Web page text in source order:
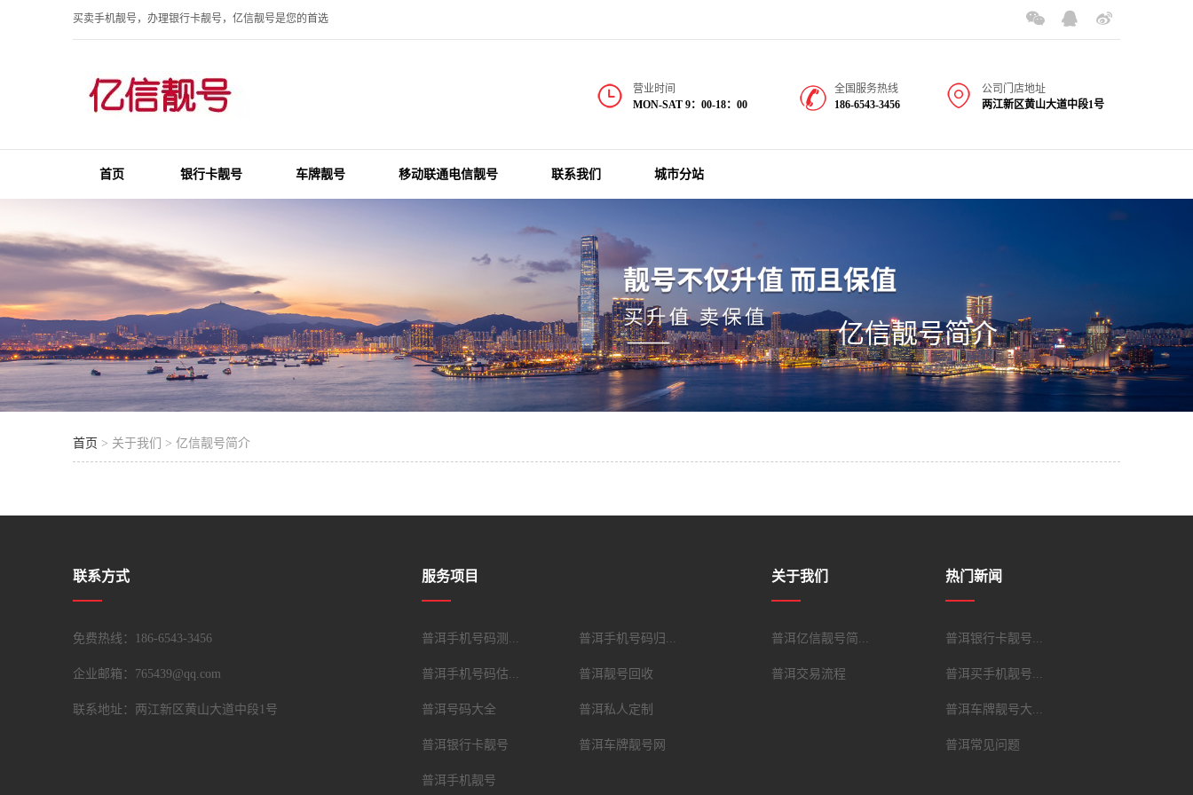
买卖手机靓号，办理银行卡靓号，亿信靓号是您的首选
营业时间
MON-SAT 9：00-18：00
全国服务热线
186-6543-3456
公司门店地址
两江新区黄山大道中段1号
首页 银行卡靓号 车牌靓号 移动联通电信靓号 联系我们 城市分站
亿信靓号简介
首页 > 关于我们 > 亿信靓号简介
联系方式
免费热线：186-6543-3456
企业邮箱： 765439@qq.com
联系地址： 两江新区黄山大道中段1号
服务项目
普洱手机号码测... 普洱手机号码归...
普洱手机号码估... 普洱靓号回收
普洱号码大全 普洱私人定制
普洱银行卡靓号 普洱车牌靓号网
普洱手机靓号
关于我们
普洱亿信靓号简...
普洱交易流程
热门新闻
普洱银行卡靓号...
普洱买手机靓号...
普洱车牌靓号大...
普洱常见问题